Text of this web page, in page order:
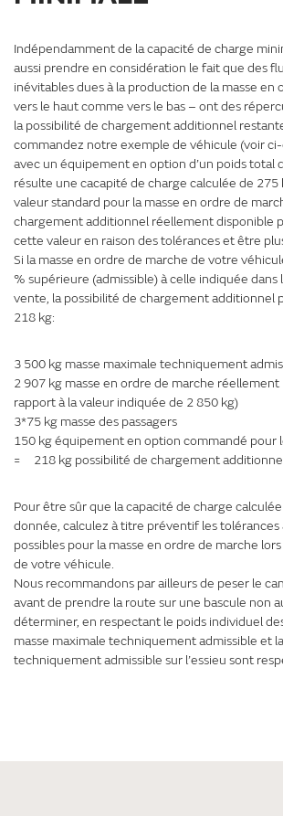
Indépendamment de la capacité de charge
aussi prendre en considération le fait que des
inévitables dues à la production de la masse en
vers le haut comme vers le bas – ont des
la possibilité de chargement additionnel
commandez notre exemple de véhicule (voir ci-
avec un équipement en option d’un poids total
résulte une cacapité de charge calculée de 275
valeur standard pour la masse en ordre de
chargement additionnel réellement disponible
cette valeur en raison des tolérances et être
Si la masse en ordre de marche de votre
% supérieure (admissible) à celle indiquée dans
vente, la possibilité de chargement additionnel
218 kg:
3 500 kg masse maximale techniquement
2 907 kg masse en ordre de marche réellement
rapport à la valeur indiquée de 2 850 kg)
3*75 kg masse des passagers
150 kg équipement en option commandé pour
= 218 kg possibilité de chargement
Pour être sûr que la capacité de charge
donnée, calculez à titre préventif les tolérances
possibles pour la masse en ordre de marche
de votre véhicule.
Nous recommandons par ailleurs de peser le
avant de prendre la route sur une bascule non
déterminer, en respectant le poids individuel
masse maximale techniquement admissible et
techniquement admissible sur l’essieu sont